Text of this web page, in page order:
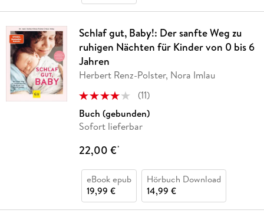
Schlaf gut, Baby!: Der sanfte Weg zu
ruhigen Nächten für Kinder von 0 bis 6
Jahren
Herbert Renz-Polster, Nora Imlau
(11)
Buch (gebunden)
Sofort lieferbar
22,00 €*
eBook epub
19,99 €
Hörbuch Download
14,99 €